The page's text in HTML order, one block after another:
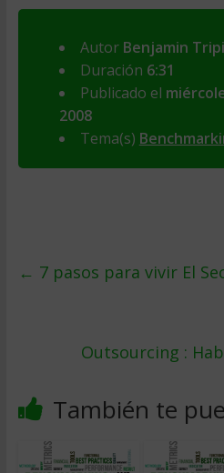
Autor Benjamin
Duración 6:31
Publicado el
2008
Tema(s)
← 7 pasos para vivir El
Outsourcing :
También te